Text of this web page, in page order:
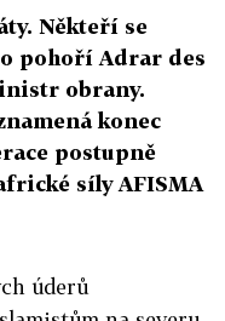
Někteří se
pohoří Adrar des
obrany.
konec
postupně
síly AFISMA
úderů